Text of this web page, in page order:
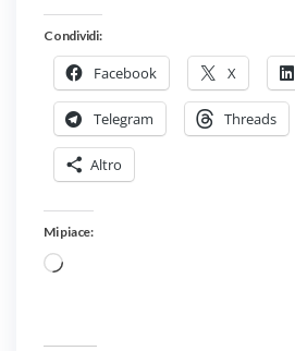
Condividi:
Facebook X
Telegram Threads
Altro
Mi piace:
Caricamento